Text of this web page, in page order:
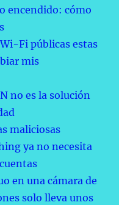
encendido: cómo
Fi públicas estas
mis
no es la solución
maliciosas
ya no necesita
en una cámara de
solo lleva unos